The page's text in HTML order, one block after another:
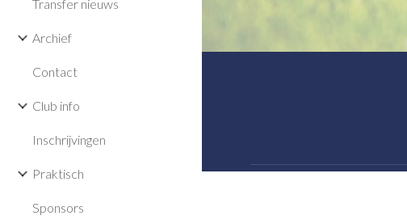
Transfer nieuws
Archief
Contact
Club info
Inschrijvingen
Praktisch
Sponsors